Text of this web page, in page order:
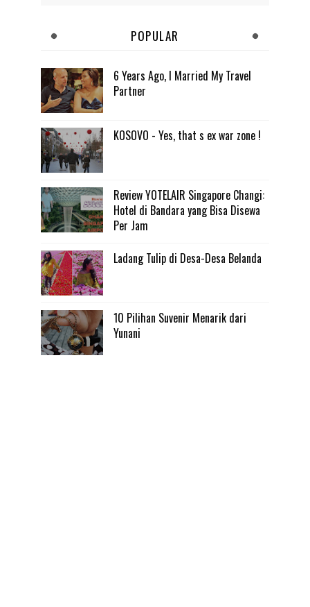
POPULAR
6 Years Ago, I Married My Travel
Partner
KOSOVO - Yes, that s ex war zone !
Review YOTELAIR Singapore Changi:
Hotel di Bandara yang Bisa Disewa
Per Jam
Ladang Tulip di Desa-Desa Belanda
10 Pilihan Suvenir Menarik dari
Yunani